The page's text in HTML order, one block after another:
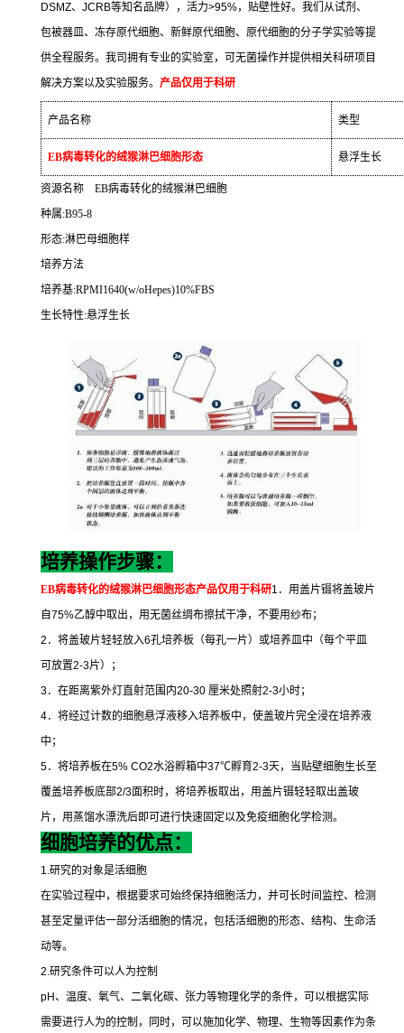
DSMZ、 JCRB等知名品牌），活力>95%，贴壁性好。我们从试剂、
包被器皿、冻存原代细胞、新鲜原代细胞、原代细胞的分子学实验等提
供全程服务。我司拥有专业的实验室，可无菌操作并提供相关科研项目
解决方案以及实验服务。 产品仅用于科研
产品名称 类型
EB病毒转化的绒猴淋巴细胞形态 悬浮生长
资源名称 EB病毒转化的绒猴淋巴细胞
种属:B95-8
形态:淋巴母细胞样
培养方法
培养基:RPMI1640(w/oHepes)10%FBS
生长特性:悬浮生长
培养操作步骤：
EB病毒转化的绒猴淋巴细胞形态产品仅用于科研1 ．用盖片镊将盖玻片
自75%乙醇中取出，用无菌丝绸布擦拭干净，不要用纱布；
2 ．将盖玻片轻轻放入6孔培养板（每孔一片）或培养皿中（每个平皿
可放置2-3片）；
3．在距离紫外灯直射范围内20-30 厘米处照射2-3小时；
4．将经过计数的细胞悬浮液移入培养板中，使盖玻片完全浸在培养液
中；
5．将培养板在5% CO2水浴孵箱中37℃孵育2-3天，当贴壁细胞生长至
覆盖培养板底部2/3面积时，将培养板取出，用盖片镊轻轻取出盖玻
片，用蒸馏水漂洗后即可进行快速固定以及免疫细胞化学检测。
细胞培养的优点：
1.研究的对象是活细胞
在实验过程中，根据要求可始终保持细胞活力，并可长时间监控、检测
甚至定量评估一部分活细胞的情况，包括活细胞的形态、结构、生命活
动等。
2.研究条件可以人为控制
pH、温度、氧气、二氧化碳、张力等物理化学的条件，可以根据实际
需要进行人为的控制，同时，可以施加化学、物理、生物等因素作为条